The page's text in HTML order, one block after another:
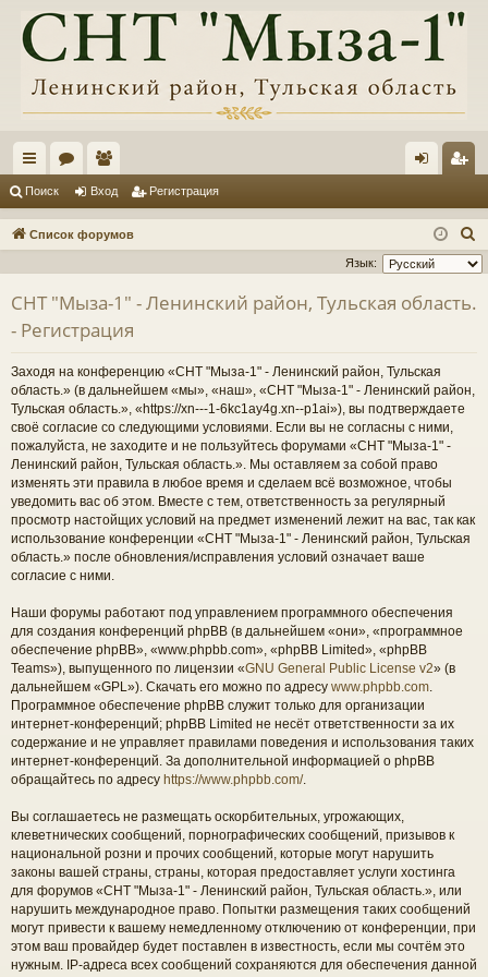
с
ы ум
ол
ьз
и
д ис
тр
Поиск Вход Регистрация
Список форумов
о
Язык:
СНТ "Мыза-1" - Ленинский район, Тульская область.
- Регистрация
Заходя на конференцию «СНТ "Мыза-1" - Ленинский район, Тульская
область.» (в дальнейшем «мы», «наш», «СНТ "Мыза-1" - Ленинский район,
Тульская область.», «https://xn---1-6kc1ay4g.xn--p1ai»), вы подтверждаете
своё согласие со следующими условиями. Если вы не согласны с ними,
пожалуйста, не заходите и не пользуйтесь форумами «СНТ "Мыза-1" -
Ленинский район, Тульская область.». Мы оставляем за собой право
изменять эти правила в любое время и сделаем всё возможное, чтобы
уведомить вас об этом. Вместе с тем, ответственность за регулярный
просмотр настойщих условий на предмет изменений лежит на вас, так как
использование конференции «СНТ "Мыза-1" - Ленинский район, Тульская
область.» после обновления/исправления условий означает ваше
согласие с ними.
Наши форумы работают под управлением программного обеспечения
для создания конференций phpBB (в дальнейшем «они», «программное
обеспечение phpBB», «www.phpbb.com», «phpBB Limited», «phpBB
Teams»), выпущенного по лицензии «GNU General Public License v2» (в
дальнейшем «GPL»). Скачать его можно по адресу www.phpbb.com
Программное обеспечение phpBB служит только для организации
интернет-конференций; phpBB Limited не несёт ответственности за их
содержание и не управляет правилами поведения и использования таких
интернет-конференций. За дополнительной информацией о phpBB
обращайтесь по адресу https://www.phpbb.com/.
Вы соглашаетесь не размещать оскорбительных, угрожающих,
клеветнических сообщений, порнографических сообщений, призывов к
национальной розни и прочих сообщений, которые могут нарушить
законы вашей страны, страны, которая предоставляет услуги хостинга
для форумов «СНТ "Мыза-1" - Ленинский район, Тульская область.», или
нарушить международное право. Попытки размещения таких сообщений
могут привести к вашему немедленному отключению от конференции, при
этом ваш провайдер будет поставлен в известность, если мы сочтём это
нужным. IP-адреса всех сообщений сохраняются для обеспечения данной